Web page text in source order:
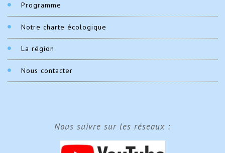
Programme
Notre charte écologique
La région
Nous contacter
Nous suivre sur les réseaux :